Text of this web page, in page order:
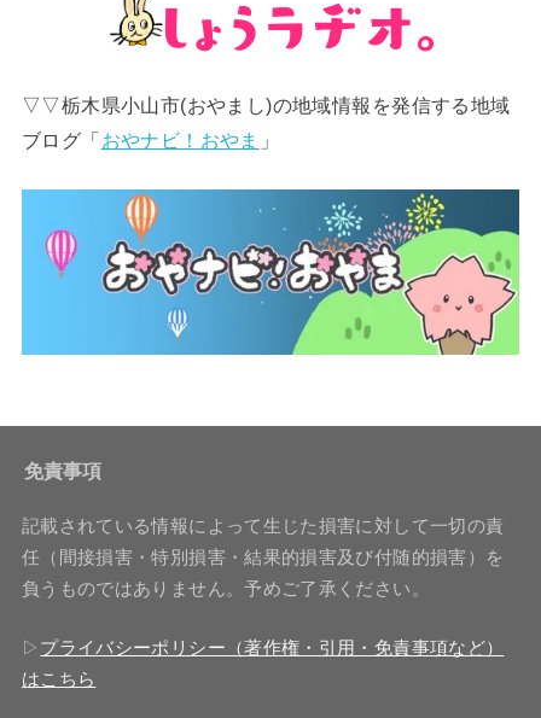
▽▽栃木県小山市(おやまし)の地域情報を発信する地域
ブログ「 おやナビ！おやま 」
免責事項
記載されている情報によって生じた損害に対して一切の責
任（間接損害・特別損害・結果的損害及び付随的損害）を
負うものではありません。予めご了承ください。
▷ プライバシーポリシー（著作権・引用・免責事項など）
はこちら